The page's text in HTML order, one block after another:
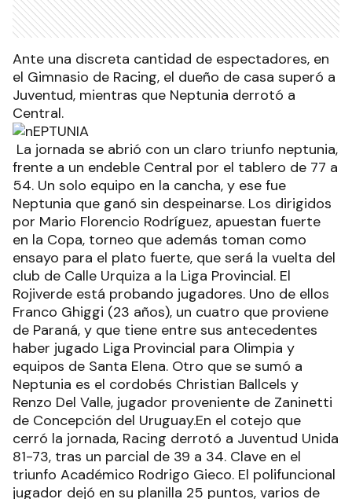
Ante una discreta cantidad de espectadores, en
el Gimnasio de Racing, el dueño de casa superó a
Juventud, mientras que Neptunia derrotó a
Central.
La jornada se abrió con un claro triunfo neptunia,
frente a un endeble Central por el tablero de 77 a
54. Un solo equipo en la cancha, y ese fue
Neptunia que ganó sin despeinarse. Los dirigidos
por Mario Florencio Rodríguez, apuestan fuerte
en la Copa, torneo que además toman como
ensayo para el plato fuerte, que será la vuelta del
club de Calle Urquiza a la Liga Provincial. El
Rojiverde está probando jugadores. Uno de ellos
Franco Ghiggi (23 años), un cuatro que proviene
de Paraná, y que tiene entre sus antecedentes
haber jugado Liga Provincial para Olimpia y
equipos de Santa Elena. Otro que se sumó a
Neptunia es el cordobés Christian Ballcels y
Renzo Del Valle, jugador proveniente de Zaninetti
de Concepción del Uruguay.En el cotejo que
cerró la jornada, Racing derrotó a Juventud Unida
81-73, tras un parcial de 39 a 34. Clave en el
triunfo Académico Rodrigo Gieco. El polifuncional
jugador dejó en su planilla 25 puntos, varios de